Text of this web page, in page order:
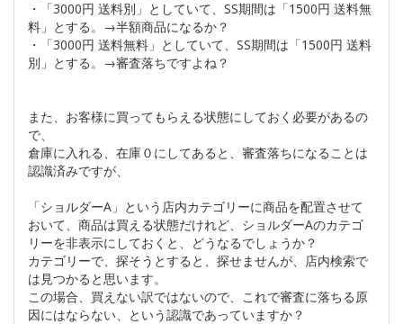
・「3000円 送料別」としていて、SS期間は「1500円 送料無
料」とする。→半額商品になるか？
・「3000円 送料無料」としていて、SS期間は「1500円 送料
別」とする。→審査落ちですよね？
また、お客様に買ってもらえる状態にしておく必要があるの
で、
倉庫に入れる、在庫０にしてあると、審査落ちになることは
認識済みですが、
「ショルダーA」という店内カテゴリーに商品を配置させて
おいて、商品は買える状態だけれど、ショルダーAのカテゴ
リーを非表示にしておくと、どうなるでしょうか？
カテゴリーで、探そうとすると、探せませんが、店内検索で
は見つかると思います。
この場合、買えない訳ではないので、これで審査に落ちる原
因にはならない、という認識であっていますか？